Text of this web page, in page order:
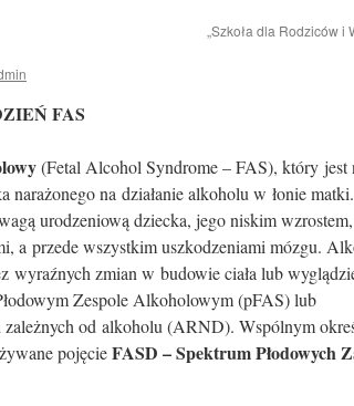
„Szkoła dla Rodziców i
FAS
(Fetal Alcohol Syndrome – FAS), który jest
narażonego na działanie alkoholu w łonie matki.
urodzeniową dziecka, jego niskim
a przede wszystkim uszkodzeniami mózgu.
wyraźnych zmian w budowie ciała lub
Zespole Alkoholowym (pFAS) lub
zależnych od alkoholu (ARND). Wspólnym
pojęcieFASD – Spektrum Płodowych